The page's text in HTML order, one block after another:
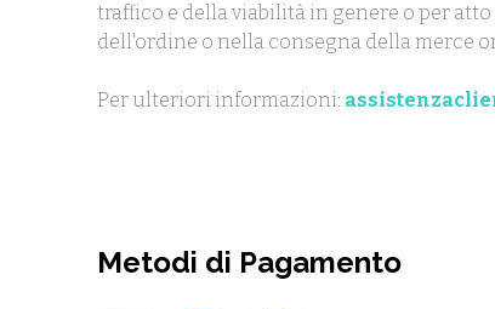
traffico e della viabilità in genere o per
dell'ordine o nella consegna della merce
Per ulteriori informazioni:
Metodi di Pagamento